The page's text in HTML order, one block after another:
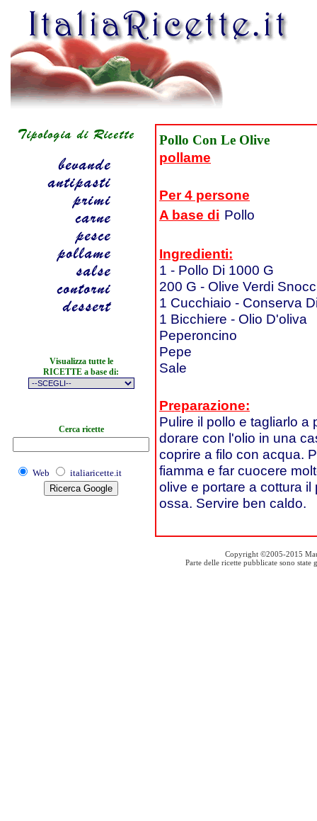
Visualizza tutte le
RICETTE a base di:
Cerca ricette
Web italiaricette.it
Pollo Con Le Olive
pollame
Per 4 persone
A base di Pollo
Ingredienti:
1 - Pollo Di 1000 G
200 G - Olive Verdi
1 Cucchiaio - Conserva
1 Bicchiere - Olio D'oliva
Peperoncino
Pepe
Sale
Preparazione:
Pulire il pollo e tagliarlo
dorare con l'olio in una
coprire a filo con acqua.
fiamma e far cuocere
olive e portare a cottura
ossa. Servire ben caldo.
Copyright ©2005-2015
Parte delle ricette pubblicate sono state